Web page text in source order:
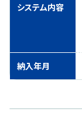
システム内容
納入年月